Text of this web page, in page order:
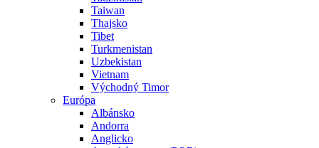
Taiwan
Thajsko
Tibet
Turkmenistan
Uzbekistan
Vietnam
Východný Timor
Európa
Albánsko
Andorra
Anglicko